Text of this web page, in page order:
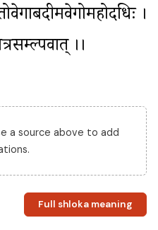
।
।।
a source above to add
Full shloka meaning